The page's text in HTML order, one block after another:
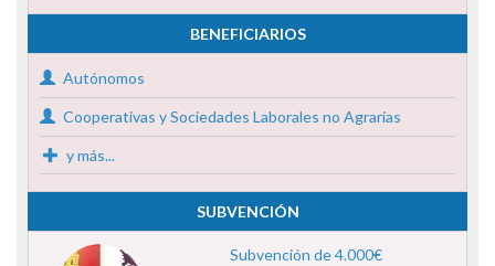
BENEFICIARIOS
Autónomos
Cooperativas y Sociedades Laborales no Agrarias
y más...
SUBVENCIÓN
Subvención de 4.000€